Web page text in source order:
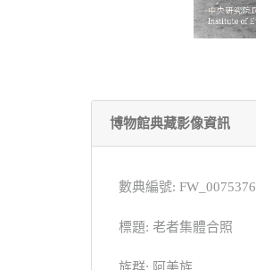
博物館典藏影像資訊
數典編號: FW_0075376
標題: 老者集體合照
族群: 阿美族